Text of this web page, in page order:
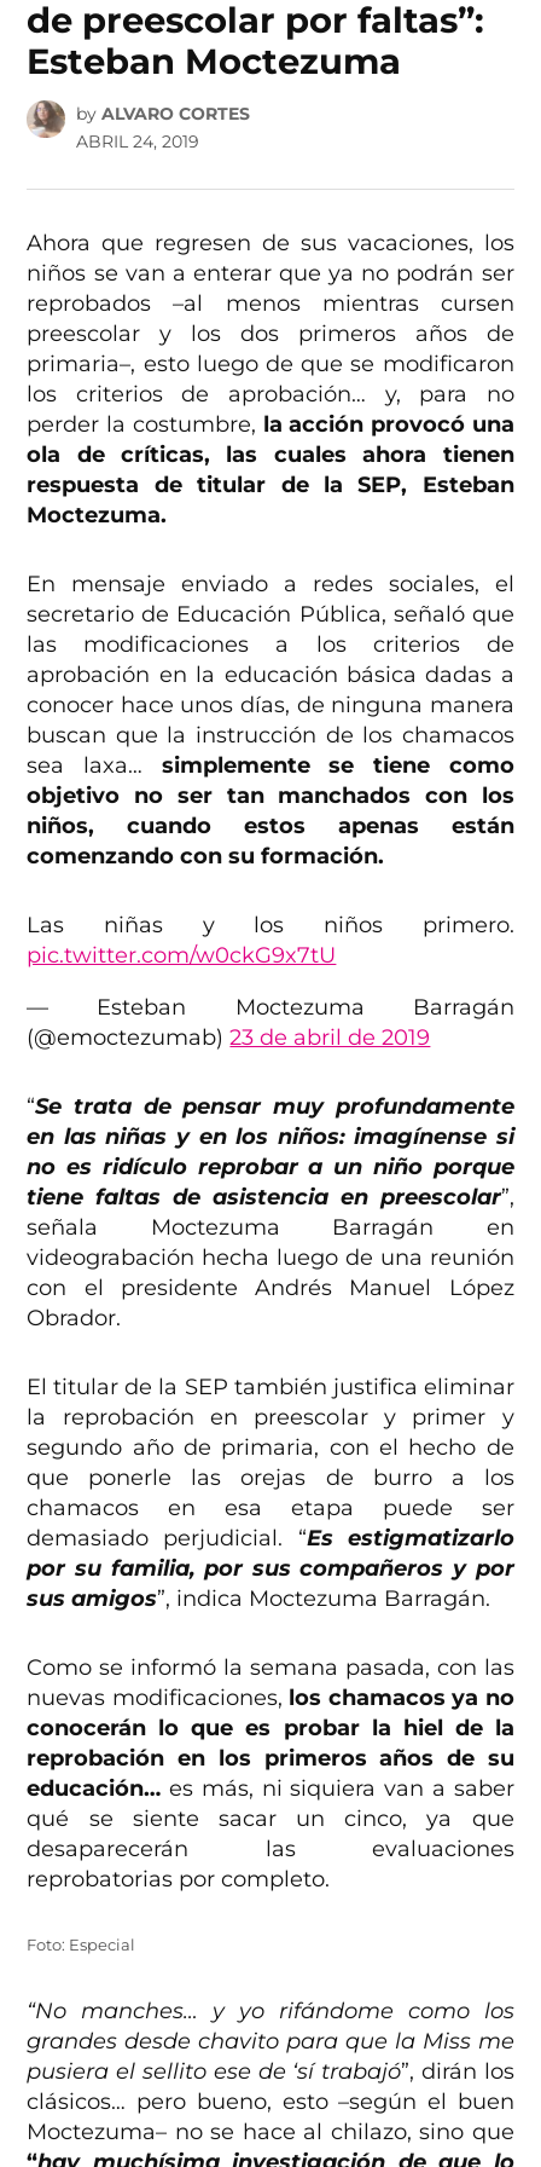
de preescolar por faltas”:
Esteban Moctezuma
by ALVARO CORTES
ABRIL 24, 2019
Ahora que regresen de sus vacaciones, los
niños se van a enterar que ya no podrán ser
reprobados –al menos mientras cursen
preescolar y los dos primeros años de
primaria–, esto luego de que se modificaron
los criterios de aprobación… y, para no
perder la costumbre, la acción provocó una
ola de críticas, las cuales ahora tienen
respuesta de titular de la SEP, Esteban
Moctezuma.
En mensaje enviado a redes sociales, el
secretario de Educación Pública, señaló que
las modificaciones a los criterios de
aprobación en la educación básica dadas a
conocer hace unos días, de ninguna manera
buscan que la instrucción de los chamacos
sea laxa… simplemente se tiene como
objetivo no ser tan manchados con los
niños, cuando estos apenas están
comenzando con su formación.
Las niñas y los niños primero.
pic.twitter.com/w0ckG9x7tU
— Esteban Moctezuma Barragán
(@emoctezumab)23 de abril de 2019
“Se trata de pensar muy profundamente
en las niñas y en los niños: imagínense si
no es ridículo reprobar a un niño porque
tiene faltas de asistencia en preescolar”,
señala Moctezuma Barragán en
videograbación hecha luego de una reunión
con el presidente Andrés Manuel López
Obrador.
El titular de la SEP también justifica eliminar
la reprobación en preescolar y primer y
segundo año de primaria, con el hecho de
que ponerle las orejas de burro a los
chamacos en esa etapa puede ser
demasiado perjudicial. “Es estigmatizarlo
por su familia, por sus compañeros y por
sus amigos”, indica Moctezuma Barragán.
Como se informó la semana pasada, con las
nuevas modificaciones, los chamacos ya no
conocerán lo que es probar la hiel de la
reprobación en los primeros años de su
educación… es más, ni siquiera van a saber
qué se siente sacar un cinco, ya que
desaparecerán las evaluaciones
reprobatorias por completo.
Foto: Especial
“No manches… y yo rifándome como los
grandes desde chavito para que la Miss me
pusiera el sellito ese de ‘sí trabajó”, dirán los
clásicos… pero bueno, esto –según el buen
Moctezuma– no se hace al chilazo, sino que